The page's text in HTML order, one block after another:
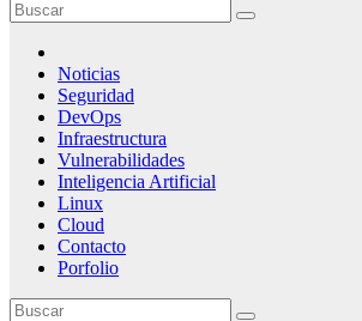
Noticias
Seguridad
DevOps
Infraestructura
Vulnerabilidades
Inteligencia Artificial
Linux
Cloud
Contacto
Porfolio